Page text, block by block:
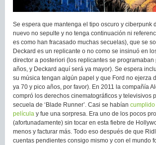
Se espera que mantenga el tipo oscuro y ciberpunk
nuevo no sepulte y no tenga continuación ni
es como han fracasado muchas secuelas), que se
Deckard es un replicante o no como se insinuó en
director a posteriori (los replicantes se programaban
años, y Deckard aquí será ya mayor). Se espera
su música tengan algún papel y que Ford no ejerza
ya 70 y pico años, por favor). En 2011 la compañía
compró los derechos cinematográficos y televisivos
secuela de ‘Blade Runner’. Casi se habían
película y fue una sorpresa. Era uno de los pocos
(afortunadamente) sin tocar en esta fiebre de
menos y facturar más. Todo eso después de que
cuentas pendientes consigo mismo y con el mundo